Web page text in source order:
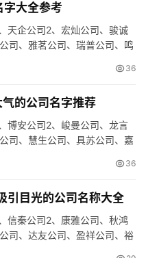
字大全参考
天企公司2、宏灿公司、骏诚
司、雅茗公司、瑞普公司、鸣
36
的公司名字推荐
博安公司2、峻曼公司、龙言
司、慧生公司、具苏公司、嘉
36
引目光的公司名称大全
信秦公司2、康雅公司、秋鸿
司、达友公司、盈祥公司、裕